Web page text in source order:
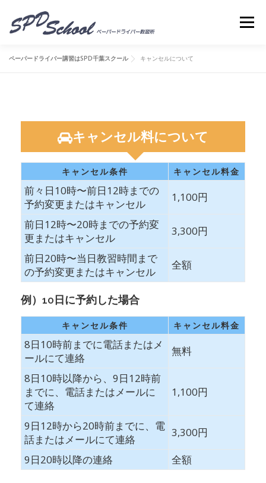
コンテンツへスキップ
メニ
ペーパードライバー講習はSPD千葉スクール キャンセルについて
キャンセル料について
キャンセル条件 キャンセル料金
前々日10時〜前日12時までの
予約変更またはキャンセル
1,100円
前日12時〜20時までの予約変
更またはキャンセル
3,300円
前日20時〜当日教習時間まで
の予約変更またはキャンセル
全額
例）10日に予約した場合
キャンセル条件 キャンセル料金
8日10時前までに電話またはメ
ールにて連絡
無料
8日10時以降から、9日12時前
までに、電話またはメールに
て連絡
1,100円
9日12時から20時前までに、電
話またはメールにて連絡
3,300円
9日20時以降の連絡
全額